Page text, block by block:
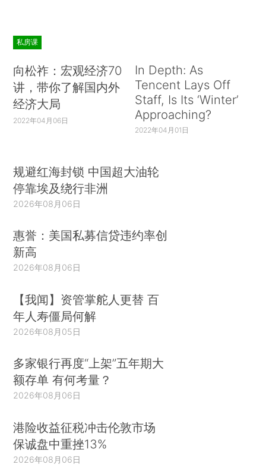
私房课
向松祚：宏观经济70
讲，带你了解国内外
经济大局
2022年04月06日
In Depth: As
Tencent Lays Off
Staff, Is Its ‘Winter’
Approaching?
2022年04月01日
规避红海封锁 中国超大油轮
停靠埃及绕行非洲
2026年08月06日
惠誉：美国私募信贷违约率创
新高
2026年08月06日
【我闻】资管掌舵人更替 百
年人寿僵局何解
2026年08月05日
多家银行再度“上架”五年期大
额存单 有何考量？
2026年08月06日
港险收益征税冲击伦敦市场
保诚盘中重挫13%
2026年08月06日